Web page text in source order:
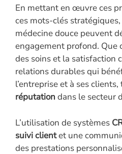
En mettant en œuvre ces
ces mots-clés
médecine douce peuvent
engagement profond. Que
des soins et la satisfaction
relations durables qui
l’entreprise et à ses
réputation dans le secteur
L’utilisation de systèmes
suivi clientet une
des prestations